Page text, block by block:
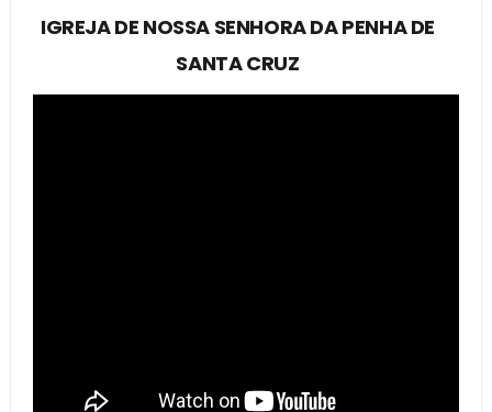
IGREJA DE NOSSA SENHORA DA PENHA DE
SANTA CRUZ